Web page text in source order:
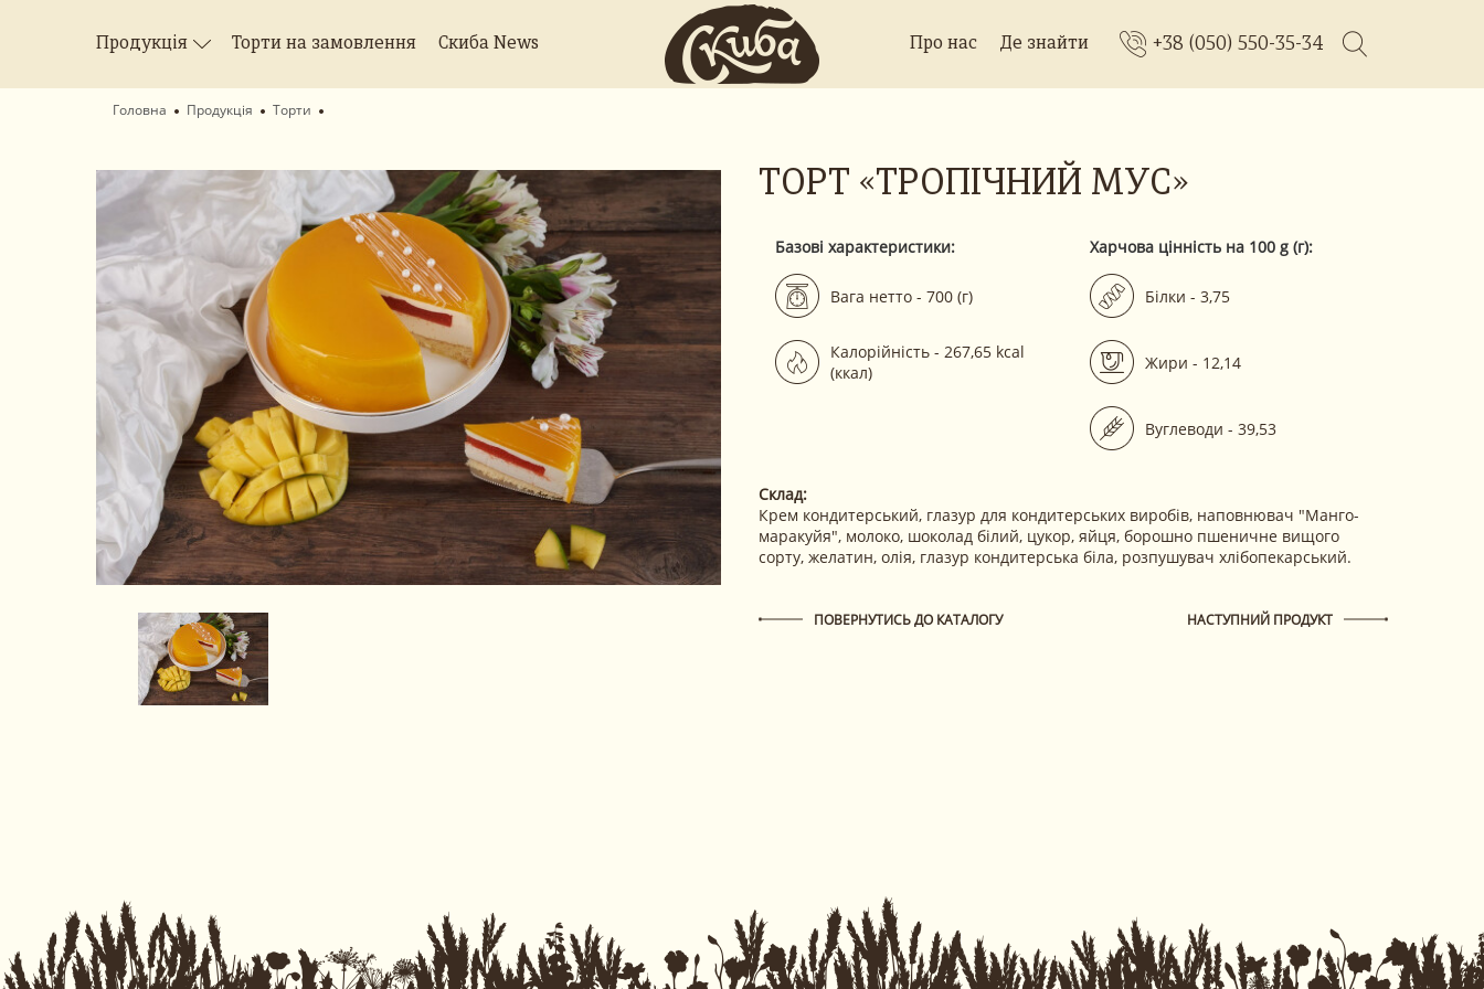
Продукція Торти на замовлення Скиба News Про нас Де знайти +38 (050) 550-35-34
Головна Продукція Торти
ТОРТ «ТРОПІЧНИЙ МУС»
Базові характеристики:
Вага нетто - 700 (г)
Калорійність - 267,65 kcal
(ккал)
Харчова цінність на 100 g (г):
Білки - 3,75
Жири - 12,14
Вуглеводи - 39,53
Склад:
Крем кондитерський, глазур для кондитерських виробів, наповнювач "Манго-
маракуйя", молоко, шоколад білий, цукор, яйця, борошно пшеничне вищого
сорту, желатин, олія, глазур кондитерська біла, розпушувач хлібопекарський.
ПОВЕРНУТИСЬ ДО КАТАЛОГУ НАСТУПНИЙ ПРОДУКТ